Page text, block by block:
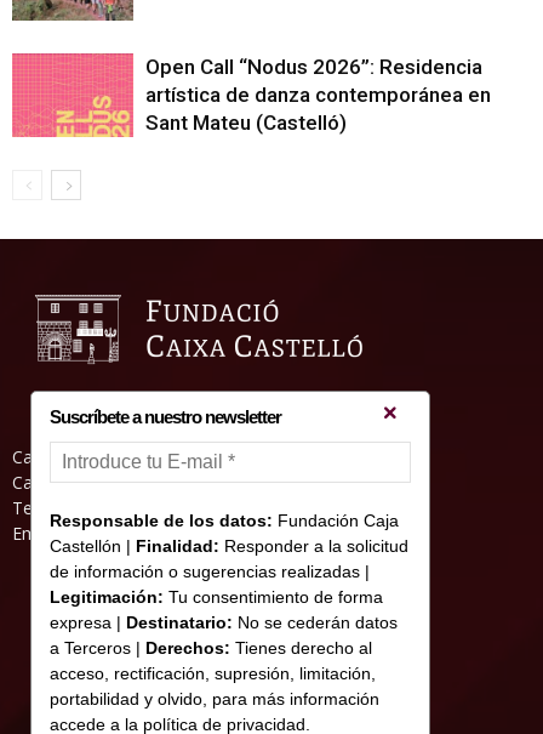
Open Call “Nodus 2026”: Residencia
artística de danza contemporánea en
Sant Mateu (Castelló)
Casa Abadia, Pl. de la Hierba s/nº, 12001
Castelló de la Plana
Teléfono: 964 23 25 51
Email: informacion@fundacioncajacastellon.es
Suscríbete a nuestro newsletter
Responsable de los datos: Fundación Caja
Castellón | Finalidad: Responder a la solicitud
de información o sugerencias realizadas |
Legitimación: Tu consentimiento de forma
expresa | Destinatario: No se cederán datos
a Terceros | Derechos: Tienes derecho al
acceso, rectificación, supresión, limitación,
portabilidad y olvido, para más información
accede a la política de privacidad.